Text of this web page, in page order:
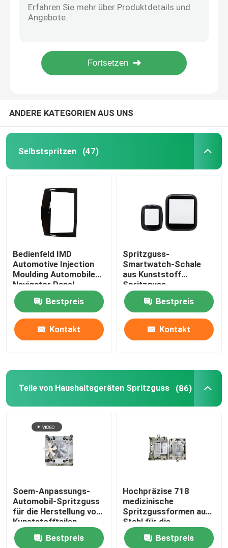
2K-Injektionsschimmel
Aluminiumlegierung Druckguß
Zink-Legierung Druckguß
Kundenspezifische CNC maschinelle Bearbeitung
Anodisierende Oberflächenbehandlung
Pulvermetallurgie
ANDERE KATEGORIEN AUS UNS
Selbstspritzen (47)
Bedienfeld IMD
Automotive Injection
Moulding Automobile
Navigator Panel
Bestpreis
Kontakt
Spritzguss-
Smartwatch-Schale
aus Kunststoff
Spritzguss-
Rahmenverarbeitung
Bestpreis
Kontakt
Teile von Haushaltsgeräten Spritzguss (86)
Soem-Anpassungs-
Automobil-Spritzguss
für die Herstellung von
Kunststoffteilen
Bestpreis
Hochpräzise 718
medizinische
Spritzgussformen aus
Stahl für die
Herstellung von
Kunststoffteilen
Bestpreis